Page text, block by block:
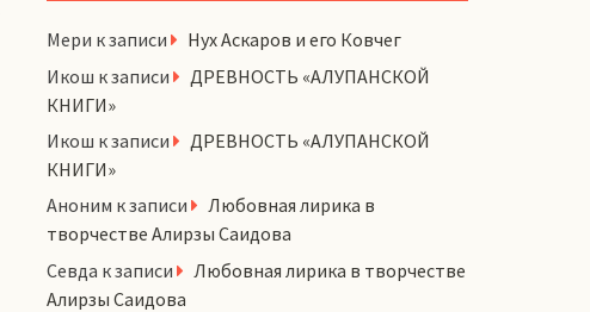
Мери к записи
Нух Аскаров и его Ковчег
Икош к записи
ДРЕВНОСТЬ «АЛУПАНСКОЙ
КНИГИ»
Икош к записи
ДРЕВНОСТЬ «АЛУПАНСКОЙ
КНИГИ»
Аноним к записи
Любовная лирика в
творчестве Алирзы Саидова
Севда к записи
Любовная лирика в творчестве
Алирзы Саидова